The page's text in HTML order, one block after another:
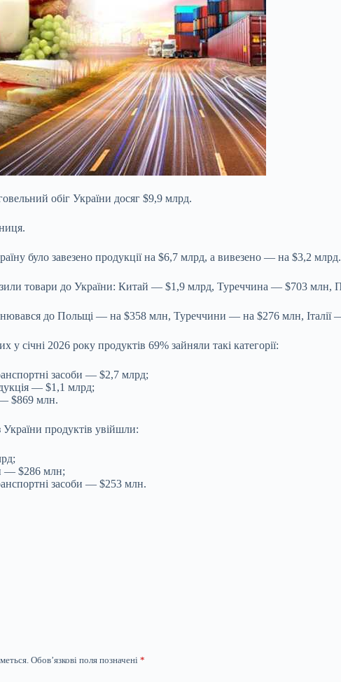
обіг України досяг $9,9 млрд.
було завезено продукції на $6,7 млрд, а вивезено — на $3,2 млрд.
товари до України: Китай — $1,9 млрд, Туреччина — $703
до Польщі — на $358 млн, Туреччини — на $276 млн, Італії
у січні 2026 року продуктів 69% зайняли такі категорії:
засоби — $2,7 млрд;
— $1,1 млрд;
— $869 млн.
продуктів увійшли:
— $286 млн;
засоби — $253 млн.
Обов’язкові поля позначені *